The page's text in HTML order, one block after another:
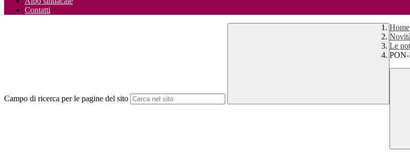
Contatti
Campo di ricerca per le pagine del sito
Home
Le